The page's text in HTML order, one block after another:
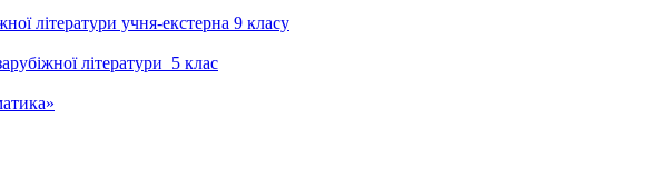
літератури учня-екстерна 9 класу
літератури 5 клас